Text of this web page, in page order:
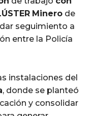
Minero de
seguimiento a
entre la Policía
instalaciones del
, donde se planteó
y consolidar